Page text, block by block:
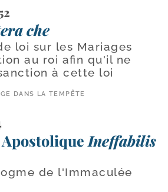
che
loi sur les Mariages
au roi afin qu'il ne
à cette loi
DANS LA TEMPÊTE
Ineffabilis
de l'Immaculée